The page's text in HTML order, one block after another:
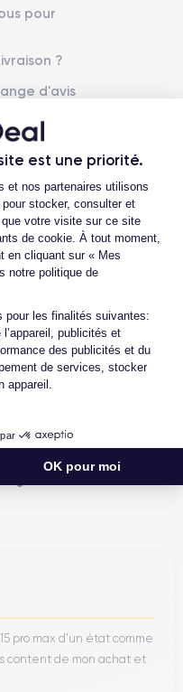
est une priorité.
du
et nos partenaires utilisons
stocker, consulter et
votre visite sur ce site
de cookie. À tout moment,
en cliquant sur « Mes
notre politique de
pour les finalités suivantes:
publicités et
des publicités et du
de services, stocker
appareil.
OK pour moi
SIM + eSIM
tous opérateurs
les caractéristiques de ce
de l'iPhone XS.
pour
?
d'avis
?
client ?
/5
pro max d’un état comme
content de mon achat et